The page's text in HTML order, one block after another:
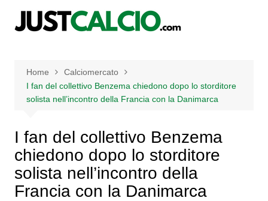
Home
Calciomercato
I fan del collettivo Benzema chiedono dopo lo storditore
solista nell’incontro della Francia con la Danimarca
I fan del collettivo Benzema
chiedono dopo lo storditore
solista nell’incontro della
Francia con la Danimarca